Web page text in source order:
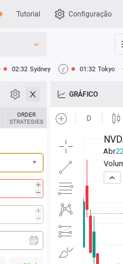
Tutorial Configuração
02:32 Sydney 01:32 Tokyo
ORDER
STRATEGIES
GRÁFICO